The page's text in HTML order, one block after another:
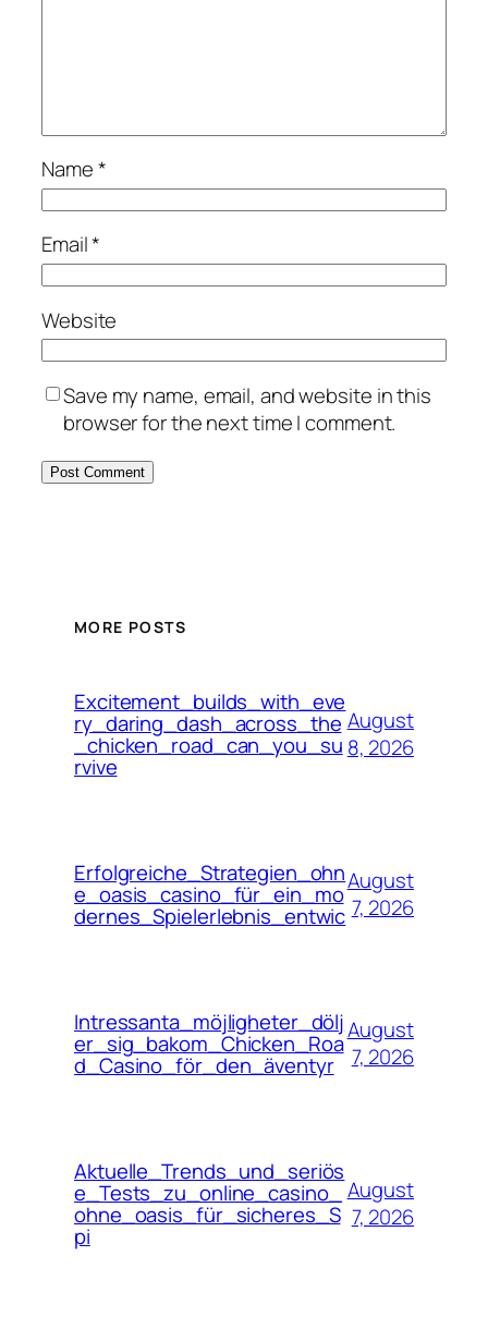
Name*
Email*
Website
Save my name, email, and website in this
browser for the next time I comment.
MORE POSTS
Excitement_builds_with_eve
ry_daring_dash_across_the
_chicken_road_can_you_su
rvive
August
8, 2026
Erfolgreiche_Strategien_ohn
e_oasis_casino_für_ein_mo
dernes_Spielerlebnis_entwic
August
7, 2026
Intressanta_möjligheter_dölj
er_sig_bakom_Chicken_Roa
d_Casino_för_den_äventyr
August
7, 2026
Aktuelle_Trends_und_seriös
e_Tests_zu_online_casino_
ohne_oasis_für_sicheres_S
pi
August
7, 2026